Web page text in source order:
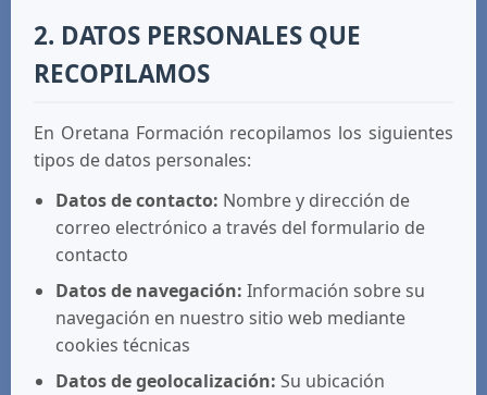
2. DATOS PERSONALES QUE
RECOPILAMOS
En Oretana Formación recopilamos los siguientes
tipos de datos personales:
Datos de contacto: Nombre y dirección de
correo electrónico a través del formulario de
contacto
Datos de navegación: Información sobre su
navegación en nuestro sitio web mediante
cookies técnicas
Datos de geolocalización: Su ubicación